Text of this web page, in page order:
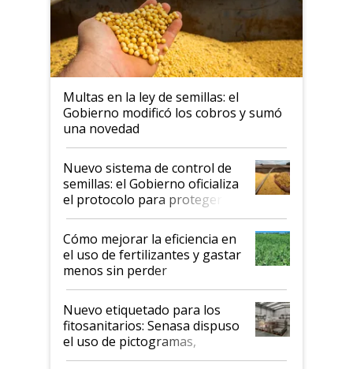
Multas en la ley de semillas: el
Gobierno modificó los cobros y sumó
una novedad
Nuevo sistema de control de
semillas: el Gobierno oficializa
el protocolo para proteger la
propiedad intelectual
Cómo mejorar la eficiencia en
el uso de fertilizantes y gastar
menos sin perder
productividad en la campaña
fina
Nuevo etiquetado para los
fitosanitarios: Senasa dispuso
el uso de pictogramas,
palabras de advertencia e